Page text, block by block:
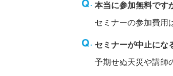
本当に参加無料です
セミナーの参加費用
セミナーが中止にな
予期せぬ天災や講師